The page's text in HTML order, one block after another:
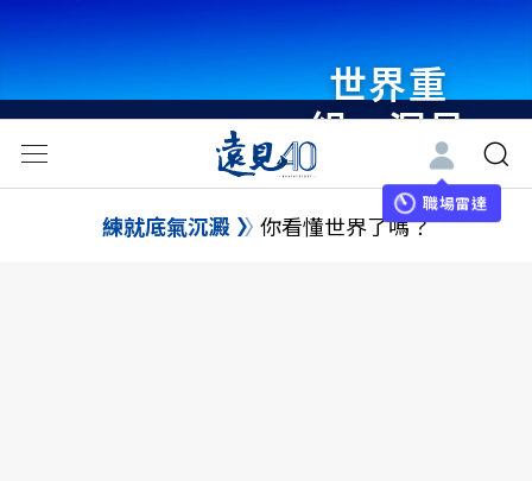
世界重
組・洞見
未來 與
世界領袖
職場雷達
練就底氣沉澱 你看懂世界了嗎？